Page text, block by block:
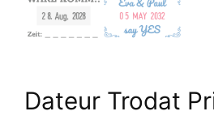
Dateur Trodat